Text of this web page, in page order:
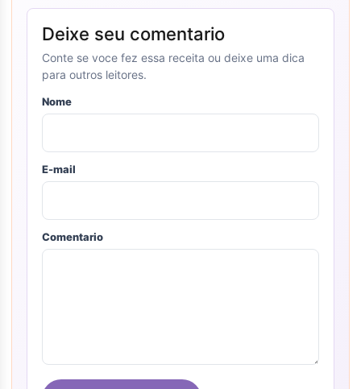
Deixe seu comentario
Conte se voce fez essa receita ou deixe uma dica
para outros leitores.
Nome
E-mail
Comentario